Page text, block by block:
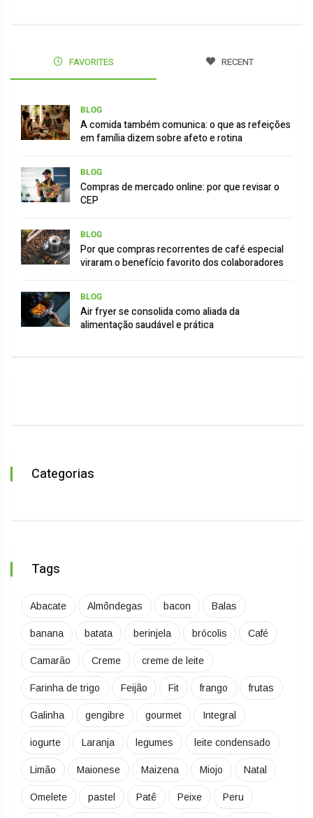
FAVORITES RECENT
BLOG
A comida também comunica: o que as refeições
em família dizem sobre afeto e rotina
BLOG
Compras de mercado online: por que revisar o
CEP
BLOG
Por que compras recorrentes de café especial
viraram o benefício favorito dos colaboradores
BLOG
Air fryer se consolida como aliada da
alimentação saudável e prática
Categorias
Tags
Abacate Almôndegas bacon Balas
banana batata berinjela brócolis Café
Camarão Creme creme de leite
Farinha de trigo Feijão Fit frango frutas
Galinha gengibre gourmet Integral
iogurte Laranja legumes leite condensado
Limão Maionese Maizena Miojo Natal
Omelete pastel Patê Peixe Peru